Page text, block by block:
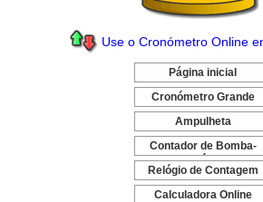
Use o Cronómetro Online
Página inicial
-
Cronómetro Grande
-
Ampulheta
-
Contador de Bomba-
Relógio
-
Relógio de Contagem
Decrescente
-
Calculadora Online